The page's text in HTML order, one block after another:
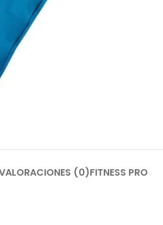
(0)FITNESS PRO